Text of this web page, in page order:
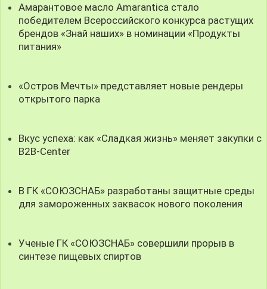
Амарантовое масло Amarantica стало
победителем Всероссийского конкурса растущих
брендов «Знай наших» в номинации «Продукты
питания»
«Остров Мечты» представляет новые рендеры
открытого парка
Вкус успеха: как «Сладкая жизнь» меняет закупки с
B2B-Center
В ГК «СОЮЗСНАБ» разработаны защитные среды
для замороженных заквасок нового поколения
Ученые ГК «СОЮЗСНАБ» совершили прорыв в
синтезе пищевых спиртов